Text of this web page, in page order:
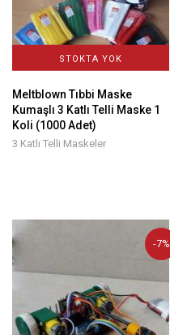
STOKTA YOK
Meltblown Tıbbi Maske
Kumaşlı 3 Katlı Telli Maske 1
Koli (1000 Adet)
3 Katlı Telli Maskeler
-7%